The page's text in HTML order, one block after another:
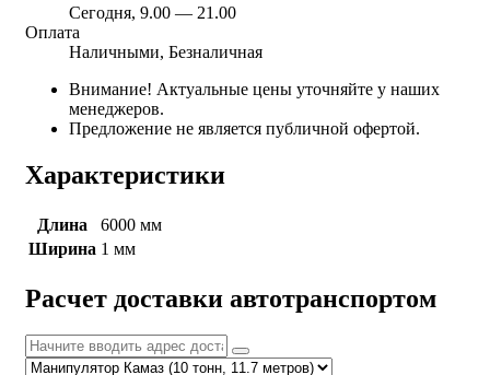
Сегодня, 9.00 — 21.00
Оплата
Наличными, Безналичная
Внимание! Актуальные цены уточняйте у наших
менеджеров.
Предложение не является публичной офертой.
Характеристики
Длина
6000 мм
Ширина 1 мм
Расчет доставки автотранспортом